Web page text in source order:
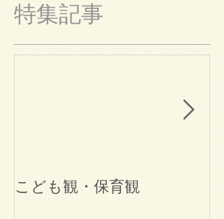
特集記事
こども観・保育観